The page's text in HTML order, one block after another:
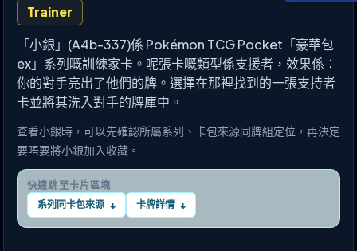
Trainer
「小銀」(A4b-337)係 Pokémon TCG Pocket「豪華包
ex」系列嘅訓練家卡。呢張卡嘅類型係支援者，效果係：
你的對手亮出了他們的牌。選擇在那裡找到的一張支持者
卡並將其洗入對手的牌庫中。
查看小銀時，可以先確認所屬系列、卡包來源同牌組定位，再決定
要唔要將小銀加入收藏。
快速跳至卡片區塊
系列同卡包來源 ↓ 卡牌詳情 ↓